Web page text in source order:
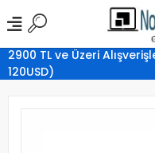
2900 TL ve Üzeri
120USD)